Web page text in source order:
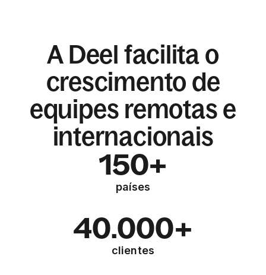
A Deel facilita o
crescimento de
equipes remotas e
internacionais
150+
países
40.000+
clientes